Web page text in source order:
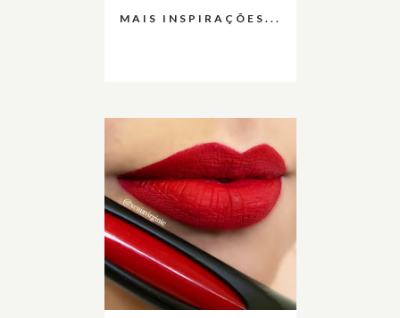
MAIS INSPIRAÇÕES...